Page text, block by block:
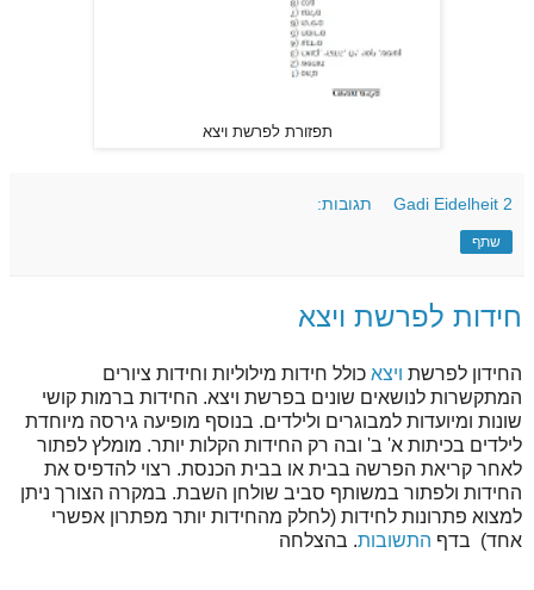
תפזורת לפרשת ויצא
Gadi Eidelheit 2 תגובות:
שתף
חידות לפרשת ויצא
החידון לפרשת ויצא כולל חידות מילוליות וחידות ציורים
המתקשרות לנושאים שונים בפרשת ויצא. החידות ברמות קושי
שונות ומיועדות למבוגרים ולילדים. בנוסף מופיעה גירסה מיוחדת
לילדים בכיתות א' ב' ובה רק החידות הקלות יותר. מומלץ לפתור
לאחר קריאת הפרשה בבית או בבית הכנסת. רצוי להדפיס את
החידות ולפתור במשותף סביב שולחן השבת. במקרה הצורך ניתן
למצוא פתרונות לחידות (לחלק מהחידות יותר מפתרון אפשרי
אחד) בדף התשובות. בהצלחה